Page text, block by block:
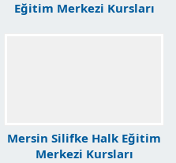
Eğitim Merkezi Kursları
Mersin Silifke Halk Eğitim
Merkezi Kursları